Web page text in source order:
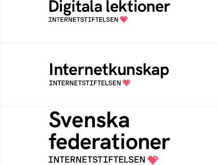
Öppen digital lärresurs med färdiga lektioner
för alla stadier i grundskolan
Samlad kunskap som hjälper dig att bli en
säker och medveten internetanvändare
Svenska federationer
Grunden för medlemskap i en sektors- eller
kontextspecifik federation